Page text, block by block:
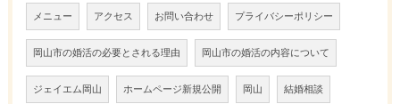
メニュー アクセス お問い合わせ プライバシーポリシー
岡山市の婚活の必要とされる理由 岡山市の婚活の内容について
ジェイエム岡山 ホームページ新規公開 岡山 結婚相談